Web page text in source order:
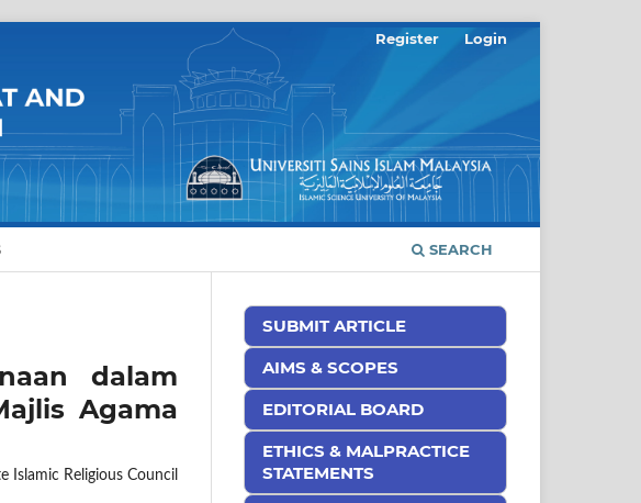
SEARCH
Register Login
dalam
Agama
Religious Council
SUBMIT ARTICLE
AIMS & SCOPES
EDITORIAL BOARD
ETHICS & MALPRACTICE
STATEMENTS